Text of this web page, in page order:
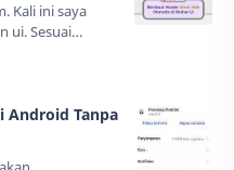
Kali ini saya
ui. Sesuai
Header
hilang muncul
Android Tanpa